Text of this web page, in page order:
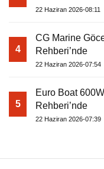
22 Haziran 2026-08:11
4
CG Marine
Rehberi’nde
22 Haziran 2026-07:54
5
Euro Boat
Rehberi’nde
22 Haziran 2026-07:39